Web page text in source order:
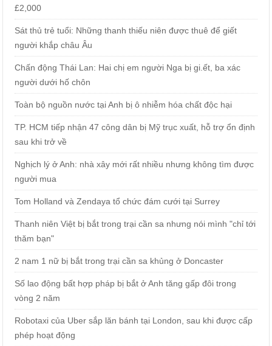
£2,000
Sát thủ trẻ tuổi: Những thanh thiếu niên được thuê để giết
người khắp châu Âu
Chấn động Thái Lan: Hai chị em người Nga bị gi.ết, ba xác
người dưới hố chôn
Toàn bộ nguồn nước tại Anh bị ô nhiễm hóa chất độc hại
TP. HCM tiếp nhận 47 công dân bị Mỹ trục xuất, hỗ trợ ổn định
sau khi trở về
Nghịch lý ở Anh: nhà xây mới rất nhiều nhưng không tìm được
người mua
Tom Holland và Zendaya tổ chức đám cưới tại Surrey
Thanh niên Việt bị bắt trong trại cần sa nhưng nói mình "chỉ tới
thăm bạn"
2 nam 1 nữ bị bắt trong trại cần sa khủng ở Doncaster
Số lao động bất hợp pháp bị bắt ở Anh tăng gấp đôi trong
vòng 2 năm
Robotaxi của Uber sắp lăn bánh tại London, sau khi được cấp
phép hoạt động